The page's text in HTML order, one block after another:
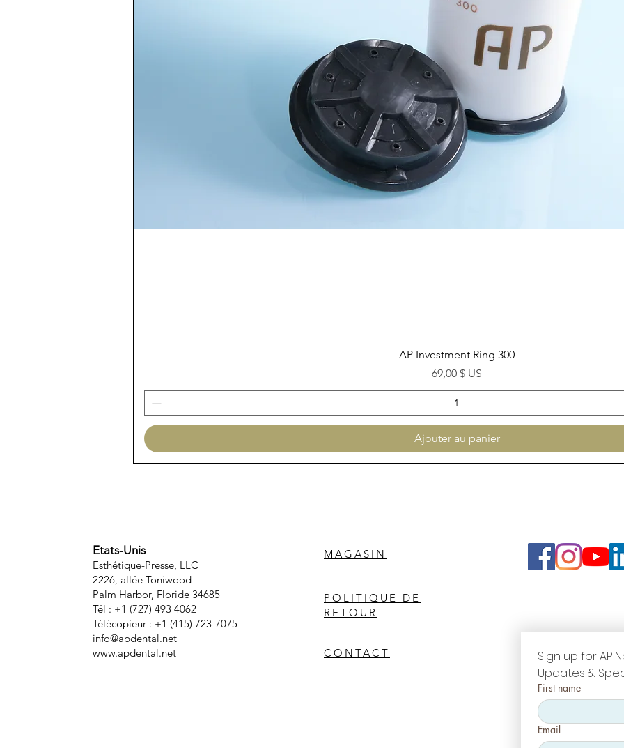
Aperçu rapide
AP Investment Ring 300
Prix
69,00 $ US
Ajouter au panier
Etats-Unis
Esthétique-Presse, LLC
2226, allée Toniwood
Palm Harbor, Floride 34685
Tél : +1 (727) 493 4062
Télécopieur : +1 (415) 723-7075
info@apdental.net
www.apdental.net
MAGASIN
POLITIQUE DE
RETOUR
CONTACT
Sign up for AP
Updates &
First name
Email